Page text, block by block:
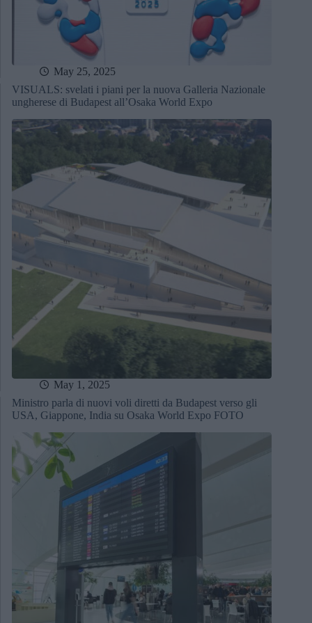
May 25, 2025
VISUALS: svelati i piani per la nuova Galleria Nazionale
ungherese di Budapest all’Osaka World Expo
May 1, 2025
Ministro parla di nuovi voli diretti da Budapest verso gli
USA, Giappone, India su Osaka World Expo FOTO